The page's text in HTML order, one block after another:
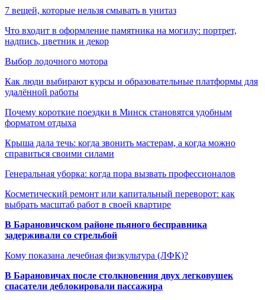
7 вещей, которые нельзя смывать в унитаз
Что входит в оформление памятника на могилу: портрет,
надпись, цветник и декор
Выбор лодочного мотора
Как люди выбирают курсы и образовательные платформы для
удалённой работы
Почему короткие поездки в Минск становятся удобным
форматом отдыха
Крыша дала течь: когда звонить мастерам, а когда можно
справиться своими силами
Генеральная уборка: когда пора вызвать профессионалов
Косметический ремонт или капитальный переворот: как
выбрать масштаб работ в своей квартире
В Барановичском районе пьяного бесправника
задерживали со стрельбой
Кому показана лечебная физкультура (ЛФК)?
В Барановичах после столкновения двух легковушек
спасатели деблокировали пассажира